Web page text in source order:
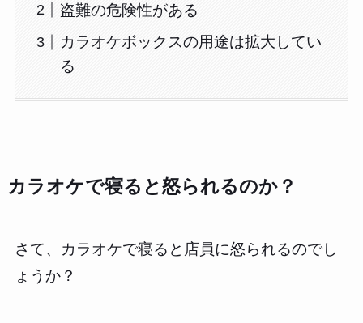
盗難の危険性がある
カラオケボックスの用途は拡大してい
る
カラオケで寝ると怒られるのか？
さて、カラオケで寝ると店員に怒られるのでし
ょうか？